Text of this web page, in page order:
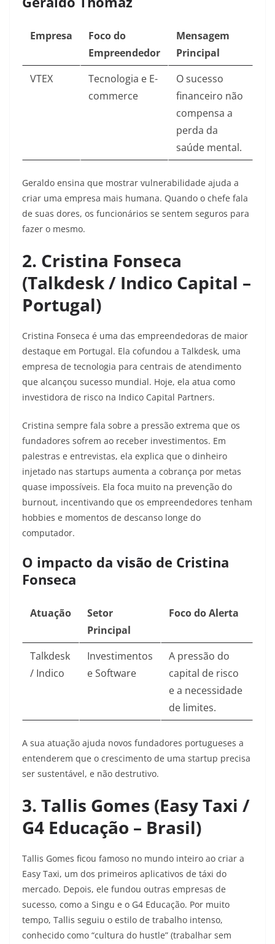
Empresa
Foco do
Empreendedor
Mensagem
Principal
VTEX
Tecnologia e E-
commerce
O sucesso
financeiro não
compensa a
perda da
saúde mental.
Geraldo ensina que mostrar vulnerabilidade ajuda a
criar uma empresa mais humana. Quando o chefe fala
de suas dores, os funcionários se sentem seguros para
fazer o mesmo.
2. Cristina Fonseca
(Talkdesk / Indico Capital –
Portugal)
Cristina Fonseca é uma das empreendedoras de maior
destaque em Portugal. Ela cofundou a Talkdesk, uma
empresa de tecnologia para centrais de atendimento
que alcançou sucesso mundial. Hoje, ela atua como
investidora de risco na Indico Capital Partners.
Cristina sempre fala sobre a pressão extrema que os
fundadores sofrem ao receber investimentos. Em
palestras e entrevistas, ela explica que o dinheiro
injetado nas startups aumenta a cobrança por metas
quase impossíveis. Ela foca muito na prevenção do
burnout, incentivando que os empreendedores tenham
hobbies e momentos de descanso longe do
computador.
O impacto da visão de Cristina
Fonseca
Atuação
Setor
Principal
Foco do Alerta
Talkdesk
/ Indico
Investimentos
e Software
A pressão do
capital de risco
e a necessidade
de limites.
A sua atuação ajuda novos fundadores portugueses a
entenderem que o crescimento de uma startup precisa
ser sustentável, e não destrutivo.
3. Tallis Gomes (Easy Taxi /
G4 Educação – Brasil)
Tallis Gomes ficou famoso no mundo inteiro ao criar a
Easy Taxi, um dos primeiros aplicativos de táxi do
mercado. Depois, ele fundou outras empresas de
sucesso, como a Singu e o G4 Educação. Por muito
tempo, Tallis seguiu o estilo de trabalho intenso,
conhecido como “cultura do hustle” (trabalhar sem